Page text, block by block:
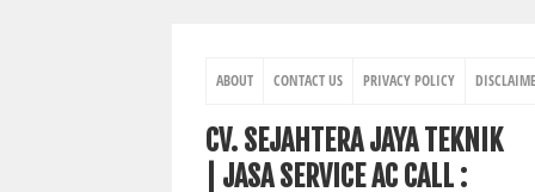
ABOUT CONTACT US PRIVACY POLICY
CV. SEJAHTERA JAYA TEKNIK
| JASA SERVICE AC CALL :